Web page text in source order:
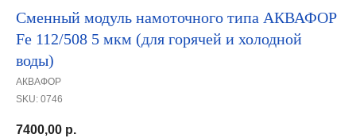
Сменный модуль намоточного типа АКВАФОР
Fe 112/508 5 мкм (для горячей и холодной
воды)
АКВАФОР
SKU: 0746
7400,00 р.